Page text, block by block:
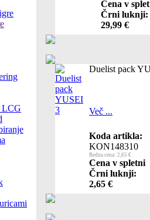
LCG
Cena v
Črni luknji:
29,99 €
Duelist pack
Več ...
Koda artikla:
KON148310
Redna cena: 2,65 €
Cena v spletni
Črni luknji:
2,65 €